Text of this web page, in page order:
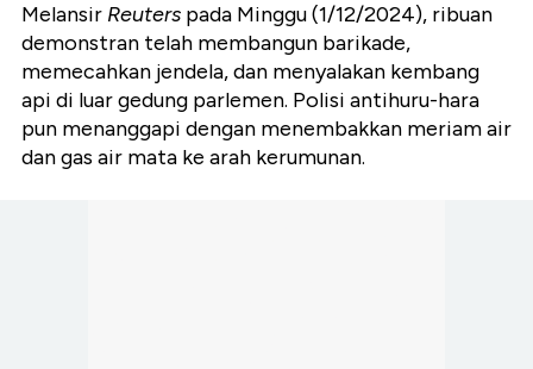
Melansir Reuters pada Minggu (1/12/2024), ribuan
demonstran telah membangun barikade,
memecahkan jendela, dan menyalakan kembang
api di luar gedung parlemen. Polisi antihuru-hara
pun menanggapi dengan menembakkan meriam air
dan gas air mata ke arah kerumunan.